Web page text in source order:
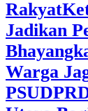
Rakyat
Jadikan
Warga
PSU